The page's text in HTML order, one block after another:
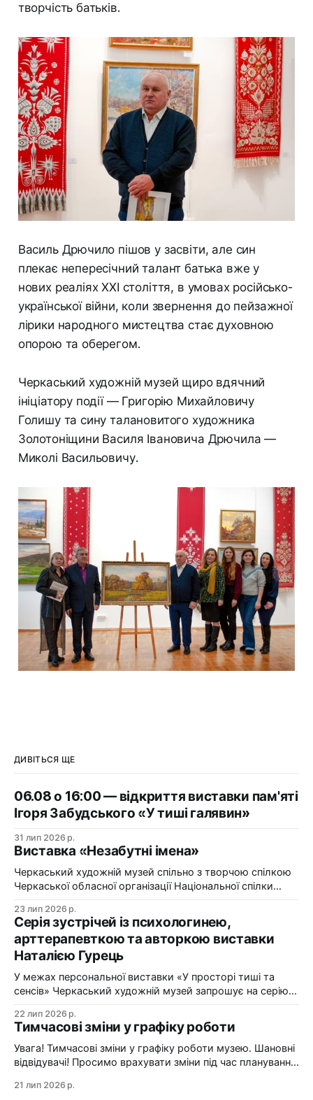
творчість батьків.
Василь Дрючило пішов у засвіти, але син
плекає непересічний талант батька вже у
нових реаліях ХХІ століття, в умовах російсько-
української війни, коли звернення до пейзажної
лірики народного мистецтва стає духовною
опорою та оберегом.
Черкаський художній музей щиро вдячний
ініціатору події — Григорію Михайловичу
Голишу та сину талановитого художника
Золотоніщини Василя Івановича Дрючила —
Миколі Васильовичу.
ДИВІТЬСЯ ЩЕ
06.08 о 16:00 — відкриття виставки пам'яті
Ігоря Забудського «У тиші галявин»
31 лип 2026 р.
Виставка «Незабутні імена»
Черкаський художній музей спільно з творчою спілкою
Черкаської обласної організації Національної спілки
імена». Виставка «Незабутні імена» — це мистецька
подорож у творчий спадок художників Черкащини, чий
життєвий шлях вже завершилися, але їх талант і
сьогодні продовжує промовляти до глядача мовою
образів, кольору та форми. До огляду
23 лип 2026 р.
Серія зустрічей із психологинею,
арттерапевткою та авторкою виставки
Наталією Гурець
У межах персональної виставки «У просторі тиші та
сенсів» Черкаський художній музей запрошує на серію
авторкою виставки Наталією Гурець. Протягом
виставки відбудеться цикл подій, у яких мистецтво стає
простором для діалогу, творчого досвіду та
самопізнання. Арттерапевтичні зустрічі з Наталією
22 лип 2026 р.
Тимчасові зміни у графіку роботи
Увага! Тимчасові зміни у графіку роботи музею. Шановні
відвідувачі! Просимо врахувати зміни під час планування
(п'ятниця) — санітарний день. Музей зачинено. 25–26
21 лип 2026 р.